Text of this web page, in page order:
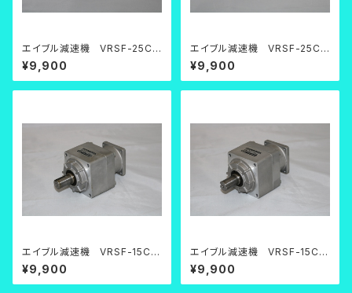
エイブル減速機 VRSF-25C-
200【中古品】
¥9,900
エイブル減速機 VRSF-25C-
200【中古品】
¥9,900
エイブル減速機 VRSF-15C-
400【中古品】
¥9,900
エイブル減速機 VRSF-15C-
400【中古品】
¥9,900